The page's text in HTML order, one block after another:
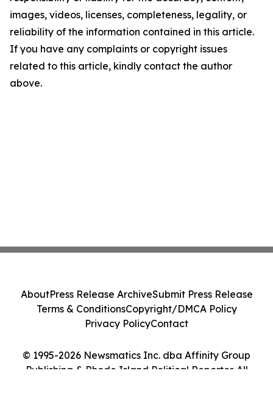
images, videos, licenses, completeness, legality, or
reliability of the information contained in this article.
If you have any complaints or copyright issues
related to this article, kindly contact the author
above.
© 1995-2026 Newsmatics Inc. dba Affinity Group
Publishing & Rhode Island Political Reporter. All
AboutPress Release ArchiveSubmit Press Release
Terms & ConditionsCopyright/DMCA Policy
Privacy PolicyContact